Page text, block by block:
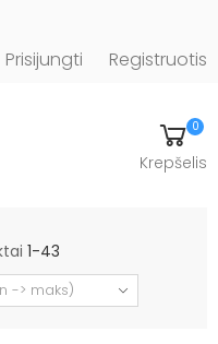
Prisijungti Registruotis
0
Krepšelis
1-43